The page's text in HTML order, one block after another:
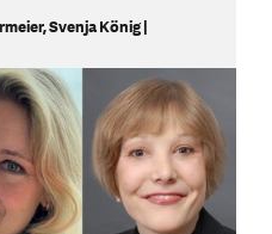
Svenja König |